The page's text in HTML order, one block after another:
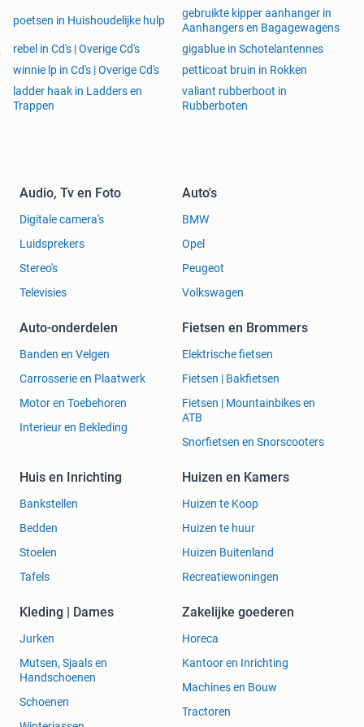
poetsen in Huishoudelijke hulp
gebruikte kipper aanhanger in
Aanhangers en Bagagewagens
rebel in Cd's | Overige Cd's
gigablue in Schotelantennes
winnie lp in Cd's | Overige Cd's
petticoat bruin in Rokken
ladder haak in Ladders en
Trappen
valiant rubberboot in
Rubberboten
Audio, Tv en Foto
Digitale camera's
Luidsprekers
Stereo's
Televisies
Auto's
BMW
Opel
Peugeot
Volkswagen
Auto-onderdelen
Banden en Velgen
Carrosserie en Plaatwerk
Motor en Toebehoren
Interieur en Bekleding
Fietsen en Brommers
Elektrische fietsen
Fietsen | Bakfietsen
Fietsen | Mountainbikes en
ATB
Snorfietsen en Snorscooters
Huis en Inrichting
Bankstellen
Bedden
Stoelen
Tafels
Huizen en Kamers
Huizen te Koop
Huizen te huur
Huizen Buitenland
Recreatiewoningen
Kleding | Dames
Jurken
Mutsen, Sjaals en
Handschoenen
Schoenen
Zakelijke goederen
Horeca
Kantoor en Inrichting
Machines en Bouw
Tractoren